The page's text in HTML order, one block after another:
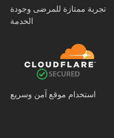
تجربة ممتازة للمرضى وجودة
الخدمة
استخدام موقع آمن وسريع